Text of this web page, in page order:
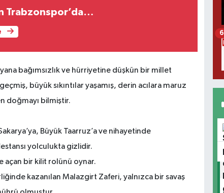
Trabzonspor’da…
bağımsızlık ve hürriyetine düşkün bir millet
büyük sıkıntılar yaşamış, derin acılara maruz
doğmayı bilmiştir.
Büyük Taarruz’a ve nihayetinde
yolculukta gizlidir.
açan bir kilit rolünü oynar.
kazanılan Malazgirt Zaferi, yalnızca bir savaş
6